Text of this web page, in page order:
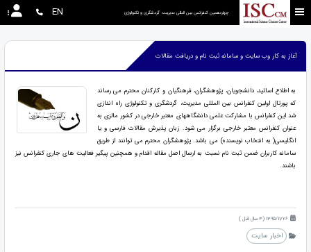
چهاردهمین کنفرانس بین المللی مدیریت، گردشگری و تکنولوژی EN
آغاز به کار وب سایت و سامانه ثبت نام و دریافت مقالات
به اطلاع اساتید، دانشجویان، پژوهشگران، فرهنگیان و کارکنان محترم می رساند
که پورتال اولین کنفرانس بین المللی مدیریت، گردشگری و تکنولوژی راه اندازی
شد این کنفرانس با مشارکت علمی دانشگاههای معتبر خارجی در کشور مالزی به
عنوان کنفرانس معتبر خارجی برگزار می شود. زبان پذیرش مقالات فارسی و یا
انگلیسی( به انتخاب نویسنده) می باشد. پژوهشگران محترم می توانند از طریق
سامانه کاربران ضمن ثبت نام نسبت به ارسال اصل مقاله اقدام و همچنین پیگیر فعالیت های جاری کنفرانس نیز
باشند.
1395/11/26 (3 سال قبل )
اخبار سایت